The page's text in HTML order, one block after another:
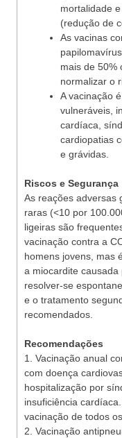
mortalidade
(redução de
As vacinas
mais de 50%
normalizar o
A vacinação
vulneráveis,
cardíaca,
cardiopatias
e grávidas.
Riscos e Segurança
As reações adversas
raras (<10 por
ligeiras são
vacinação contra a
homens jovens, mas
a miocardite
resolver-se
e o tratamento
recomendados.
Recomendações
1. Vacinação anual
com doença
hospitalização por
insuficiência
vacinação de todos
2. Vacinação